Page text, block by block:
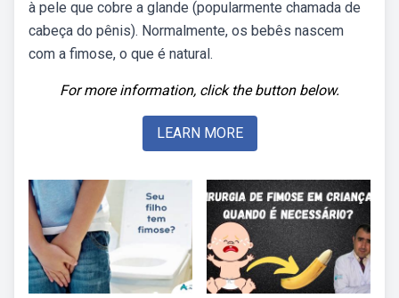
à pele que cobre a glande (popularmente chamada de
cabeça do pênis). Normalmente, os bebês nascem
com a fimose, o que é natural.
For more information, click the button below.
LEARN MORE